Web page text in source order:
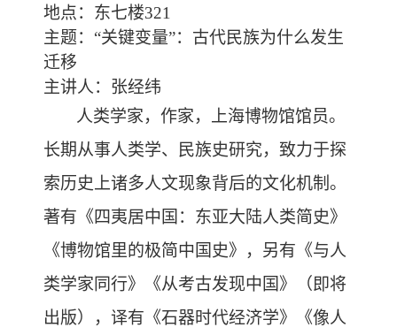
地点： 东七楼321
主题： “关键变量”：古代民族为什么发生
迁移
主讲人： 张经纬
人类学家，作家，上海博物馆馆员。
长期从事人类学、民族史研究，致力于探
索历史上诸多人文现象背后的文化机制。
著有《四夷居中国：东亚大陆人类简史》
《博物馆里的极简中国史》，另有《与人
类学家同行》《从考古发现中国》（即将
出版），译有《石器时代经济学》《像人